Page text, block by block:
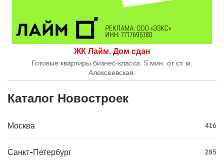
ЖК Лайм. Дом сдан
Готовые квартиры бизнес-класса. 5 мин. от ст. м.
Алексеевская.
Каталог Новостроек
Москва 416
Санкт-Петербург 285